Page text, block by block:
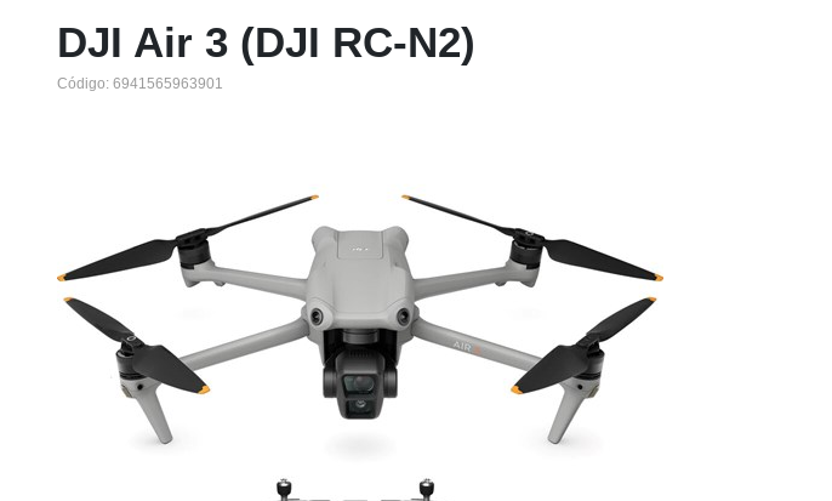
DJI Air 3 (DJI RC-N2)
Código: 6941565963901